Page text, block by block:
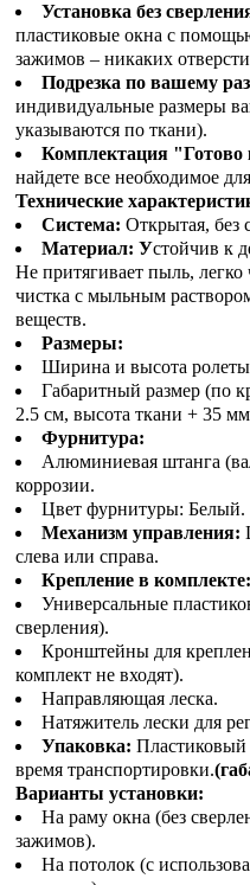
Установка без
пластиковые окна с
зажимов – никаких
Подрезка по вашему
индивидуальные размеры
указываются по ткани).
Комплектация "Готово
найдете все необходимое
Технические
Система: Открытая, без
Материал: Устойчив к
Не притягивает пыль,
чистка с мыльным
веществ.
Размеры:
Ширина и высота
Габаритный размер (по
2.5 см, высота ткани + 35
Фурнитура:
Алюминиевая штанга
коррозии.
Цвет фурнитуры: Белый.
Механизм управления:
слева или справа.
Крепление в комплекте:
Универсальные
сверления).
Кронштейны для
комплект не входят).
Направляющая леска.
Натяжитель лески для
Упаковка:
время транспортировки.
Варианты установки:
На раму окна (без
зажимов).
На потолок (с